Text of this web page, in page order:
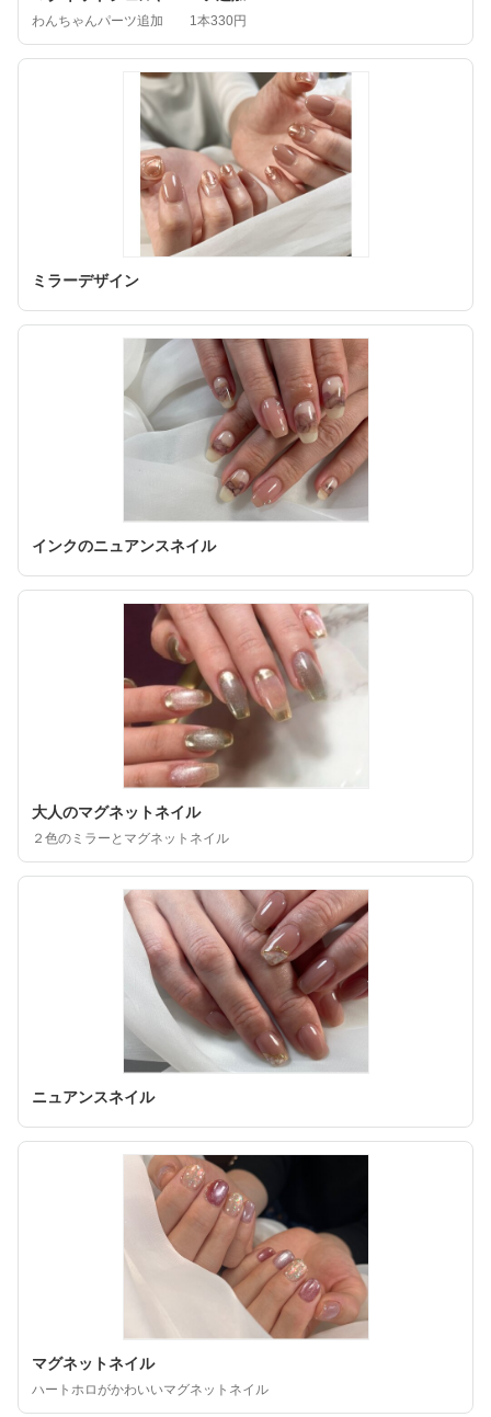
わんちゃんパーツ追加 1本330円
ミラーデザイン
インクのニュアンスネイル
大人のマグネットネイル
２色のミラーとマグネットネイル
ニュアンスネイル
マグネットネイル
ハートホロがかわいいマグネットネイル